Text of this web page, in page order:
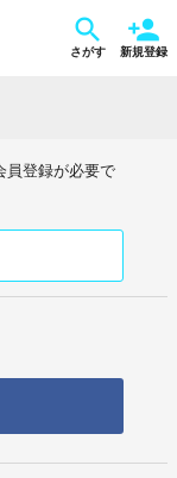
さがす 新規登録
員登録が必要で